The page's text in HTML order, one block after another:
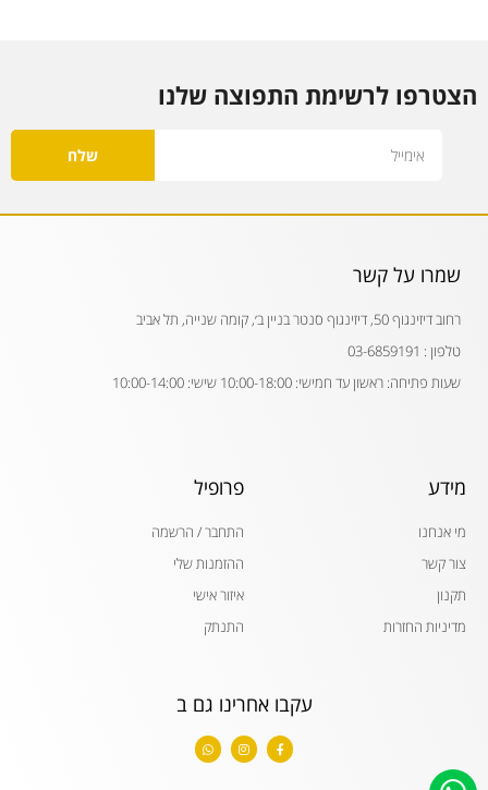
הצטרפו לרשימת התפוצה שלנו
שלח
שמרו על קשר
רחוב דיזינגוף 50, דיזינגוף סנטר בניין ב׳, קומה שנייה, תל אביב
טלפון : 03-6859191
שעות פתיחה: ראשון עד חמישי: 10:00-18:00 שישי: 10:00-14:00
מידע
מי אנחנו
צור קשר
תקנון
מדיניות החזרות
פרופיל
התחבר / הרשמה
ההזמנות שלי
איזור אישי
התנתק
עקבו אחרינו גם ב
F
a
c
I
n
s
W
h
a